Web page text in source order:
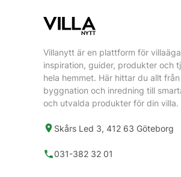
Villanytt är en plattform för
inspiration, guider, produkter och
hela hemmet. Här hittar du allt från
byggnation och inredning till
och utvalda produkter för din villa.
Skårs Led 3, 412 63 Göteborg
031-382 32 01